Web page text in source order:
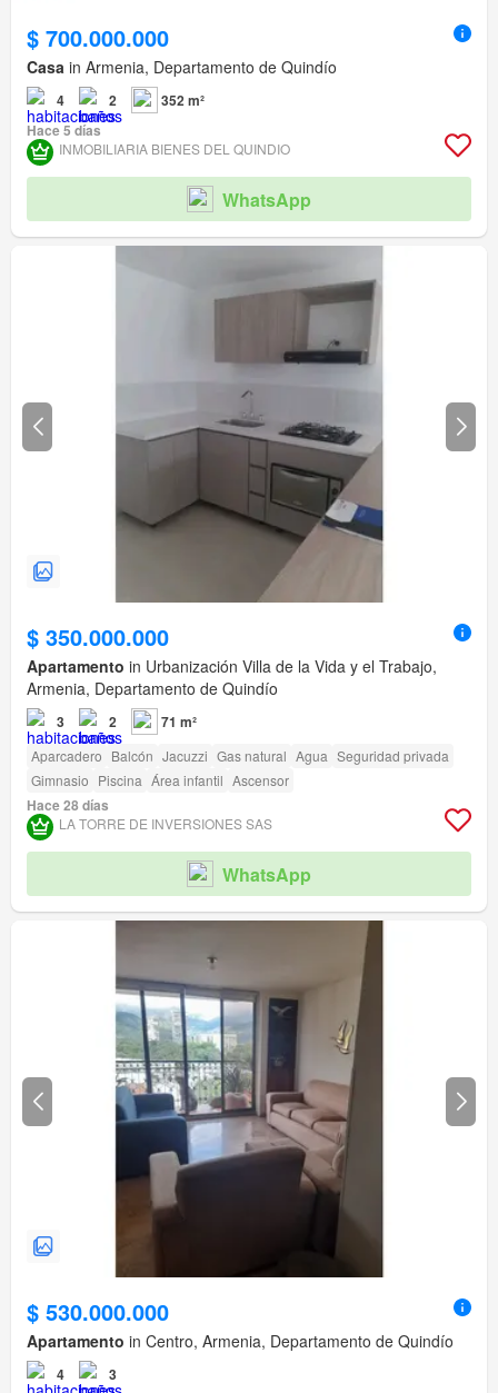
$ 700.000.000
Casa in Armenia, Departamento de Quindío
4 2
352 m²
Hace 5 días
INMOBILIARIA BIENES DEL QUINDIO
WhatsApp
$ 350.000.000
Apartamento in Urbanización Villa de la Vida y el Trabajo,
Armenia, Departamento de Quindío
3 2 71 m²
Aparcadero Balcón Jacuzzi Gas natural Agua Seguridad privada
Gimnasio Piscina Área infantil Ascensor
Hace 28 días
LA TORRE DE INVERSIONES SAS
WhatsApp
$ 530.000.000
Apartamento in Centro, Armenia, Departamento de Quindío
4 3